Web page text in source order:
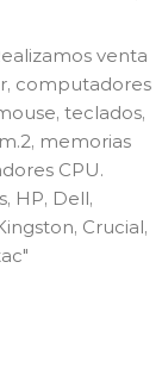
venta
computadores
teclados,
memorias
CPU.
HP, Dell,
Crucial,